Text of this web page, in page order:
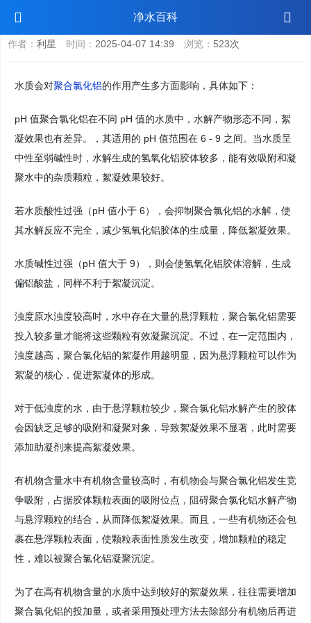
净水百科
水质会不会影响聚合氯化铝的作用
作者： 利星 时间： 2025-04-07 14:39 浏览： 523次
水质会对聚合氯化铝的作用产生多方面影响，具体如下：
pH 值聚合氯化铝在不同 pH 值的水质中，水解产物形态不同，絮
凝效果也有差异。，其适用的 pH 值范围在 6 - 9 之间。当水质呈
中性至弱碱性时，水解生成的氢氧化铝胶体较多，能有效吸附和凝
聚水中的杂质颗粒，絮凝效果较好。
若水质酸性过强（pH 值小于 6），会抑制聚合氯化铝的水解，使
其水解反应不完全，减少氢氧化铝胶体的生成量，降低絮凝效果。
水质碱性过强（pH 值大于 9），则会使氢氧化铝胶体溶解，生成
偏铝酸盐，同样不利于絮凝沉淀。
浊度原水浊度较高时，水中存在大量的悬浮颗粒，聚合氯化铝需要
投入较多量才能将这些颗粒有效凝聚沉淀。不过，在一定范围内，
浊度越高，聚合氯化铝的絮凝作用越明显，因为悬浮颗粒可以作为
絮凝的核心，促进絮凝体的形成。
对于低浊度的水，由于悬浮颗粒较少，聚合氯化铝水解产生的胶体
会因缺乏足够的吸附和凝聚对象，导致絮凝效果不显著，此时需要
添加助凝剂来提高絮凝效果。
有机物含量水中有机物含量较高时，有机物会与聚合氯化铝发生竞
争吸附，占据胶体颗粒表面的吸附位点，阻碍聚合氯化铝水解产物
与悬浮颗粒的结合，从而降低絮凝效果。而且，一些有机物还会包
裹在悬浮颗粒表面，使颗粒表面性质发生改变，增加颗粒的稳定
性，难以被聚合氯化铝凝聚沉淀。
为了在高有机物含量的水质中达到较好的絮凝效果，往往需要增加
聚合氯化铝的投加量，或者采用预处理方法去除部分有机物后再进